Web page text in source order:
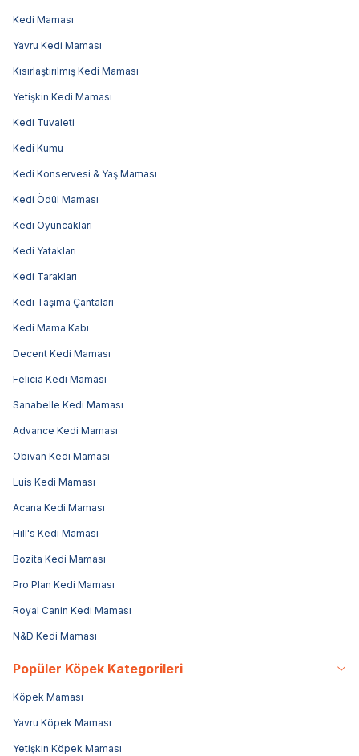
Kedi Maması
Yavru Kedi Maması
Kısırlaştırılmış Kedi Maması
Yetişkin Kedi Maması
Kedi Tuvaleti
Kedi Kumu
Kedi Konservesi & Yaş Maması
Kedi Ödül Maması
Kedi Oyuncakları
Kedi Yatakları
Kedi Tarakları
Kedi Taşıma Çantaları
Kedi Mama Kabı
Decent Kedi Maması
Felicia Kedi Maması
Sanabelle Kedi Maması
Advance Kedi Maması
Obivan Kedi Maması
Luis Kedi Maması
Acana Kedi Maması
Hill's Kedi Maması
Bozita Kedi Maması
Pro Plan Kedi Maması
Royal Canin Kedi Maması
N&D Kedi Maması
Popüler Köpek Kategorileri
Köpek Maması
Yavru Köpek Maması
Yetişkin Köpek Maması